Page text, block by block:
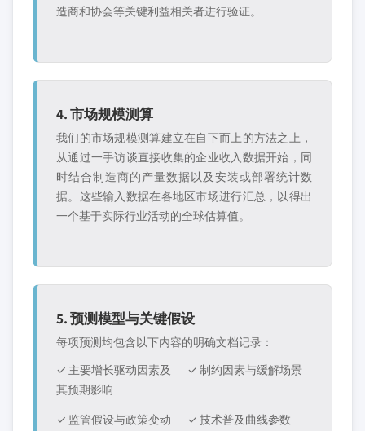
造商和协会等关键利益相关者进行验证。
4. 市场规模测算
我们的市场规模测算建立在自下而上的方法之上，
从通过一手访谈直接收集的企业收入数据开始，同
时结合制造商的产量数据以及安装或部署统计数
据。这些输入数据在各地区市场进行汇总，以得出
一个基于实际行业活动的全球估算值。
5. 预测模型与关键假设
每项预测均包含以下内容的明确文档记录：
✓ 主要增长驱动因素及
其预期影响
✓ 制约因素与缓解场景
✓ 监管假设与政策变动
✓ 技术普及曲线参数